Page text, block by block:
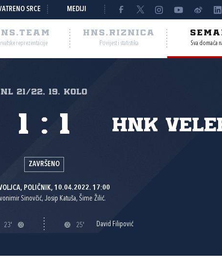
SRCE MEDIJI
reprezentacije
HNS.RIZNICA
Povijest i statistika Sva domaća
21/22, 19. kolo
HNK
1 : 1
ZAVRŠENO
POLIČNIK, 10.04.2022. 17:00
Sinovčić, Josip Katuša, Šime Žilić.
23' 25' David Filipović